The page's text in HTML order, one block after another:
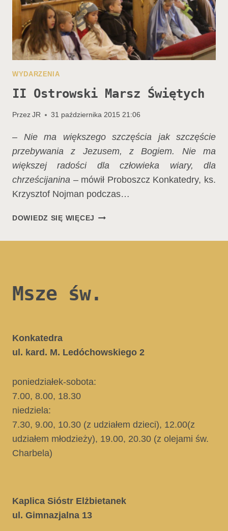
WYDARZENIA
II Ostrowski Marsz Świętych
PrzezJR 31 października 2015 21:06
– Nie ma większego szczęścia jak szczęście
przebywania z Jezusem, z Bogiem. Nie ma
większej radości dla człowieka wiary, dla
chrześcijanina – mówił Proboszcz Konkatedry, ks.
Krzysztof Nojman podczas…
DOWIEDZ SIĘ WIĘCEJ II
MARSZ
Msze św.
Konkatedra
ul. kard. M. Ledóchowskiego 2
poniedziałek-sobota:
7.00, 8.00, 18.30
niedziela:
7.30, 9.00, 10.30 (z udziałem dzieci), 12.00(z
udziałem młodzieży), 19.00, 20.30 (z olejami św.
Charbela)
Kaplica Sióstr Elżbietanek
ul. Gimnazjalna 13